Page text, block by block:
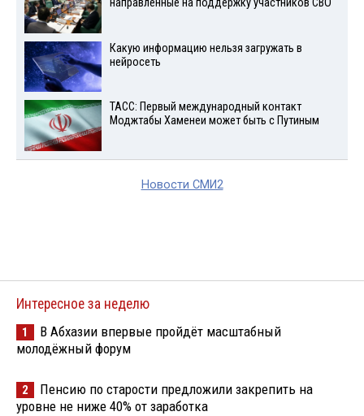
направленные на поддержку участников СВО
Какую информацию нельзя загружать в
нейросеть
ТАСС: Первый международный контакт
Моджтабы Хаменеи может быть с Путиным
Новости СМИ2
Интересное за неделю
1
В Абхазии впервые пройдёт масштабный
молодёжный форум
2
Пенсию по старости предложили закрепить на
уровне не ниже 40% от заработка